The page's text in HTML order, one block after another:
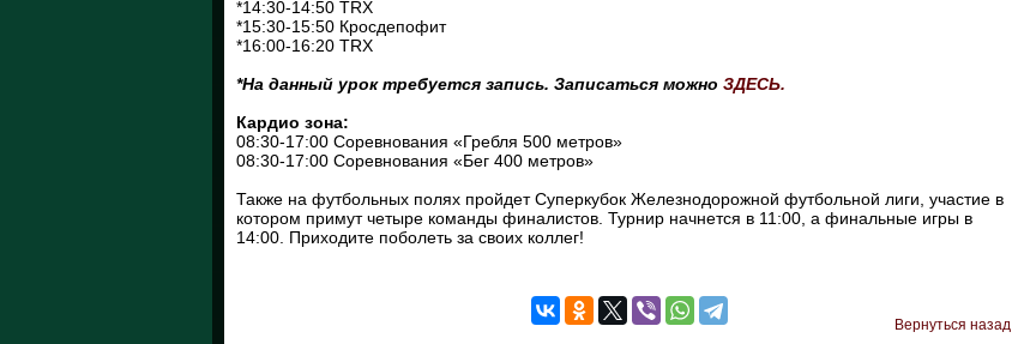
*14:30-14:50 TRX
*15:30-15:50 Кросдепофит
*16:00-16:20 TRX
*На данный урок требуется запись. Записаться можно ЗДЕСЬ.
Кардио зона:
08:30-17:00 Соревнования «Гребля 500 метров»
08:30-17:00 Соревнования «Бег 400 метров»
Также на футбольных полях пройдет Суперкубок Железнодорожной футбольной лиги, участие в
котором примут четыре команды финалистов. Турнир начнется в 11:00, а финальные игры в
14:00. Приходите поболеть за своих коллег!
Вернуться назад